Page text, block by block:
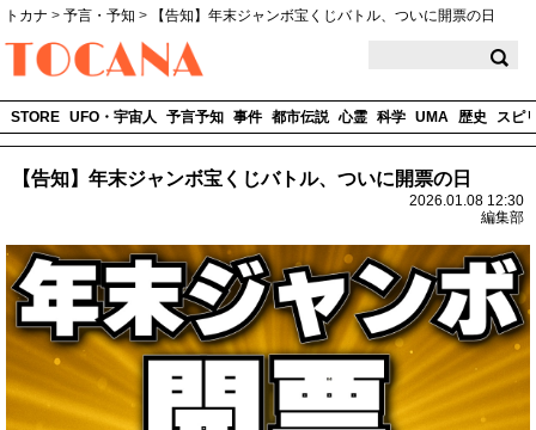
トカナ > 予言・予知 >
【告知】年末ジャンボ宝くじバトル、ついに開票の日
STORE UFO・宇宙人 予言予知 事件 都市伝説 心霊 科学 UMA 歴史 スピ
【告知】年末ジャンボ宝くじバトル、ついに開票の日
2026.01.08 12:30
編集部